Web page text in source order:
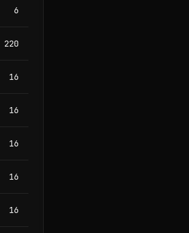
6
220
16
16
16
16
16